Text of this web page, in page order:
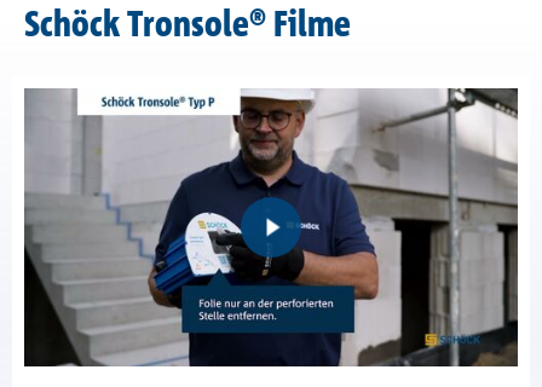
Schöck Tronsole® Filme